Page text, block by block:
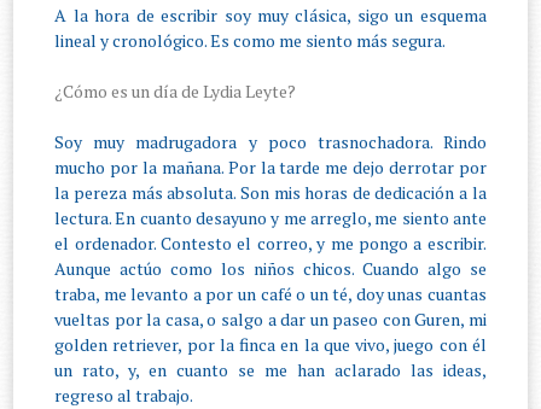
A la hora de escribir soy muy clásica, sigo un esquema
lineal y cronológico. Es como me siento más segura.
¿Cómo es un día de Lydia Leyte?
Soy muy madrugadora y poco trasnochadora. Rindo
mucho por la mañana. Por la tarde me dejo derrotar por
la pereza más absoluta. Son mis horas de dedicación a la
lectura. En cuanto desayuno y me arreglo, me siento ante
el ordenador. Contesto el correo, y me pongo a escribir.
Aunque actúo como los niños chicos. Cuando algo se
traba, me levanto a por un café o un té, doy unas cuantas
vueltas por la casa, o salgo a dar un paseo con Guren, mi
golden retriever, por la finca en la que vivo, juego con él
un rato, y, en cuanto se me han aclarado las ideas,
regreso al trabajo.